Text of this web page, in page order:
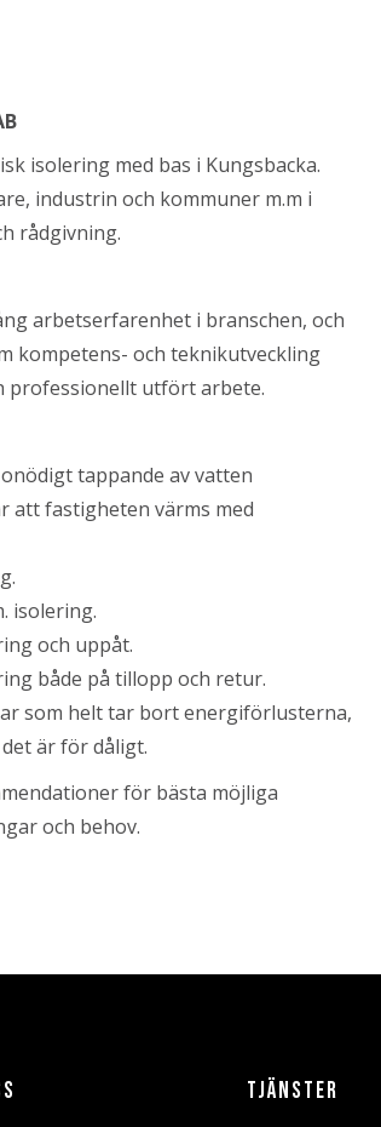
isolering med bas i Kungsbacka.
industrin och kommuner m.m i
rådgivning.
arbetserfarenhet i branschen, och
kompetens- och teknikutveckling
professionellt utfört arbete.
tappande av vatten
att fastigheten värms med
isolering.
och uppåt.
både på tillopp och retur.
som helt tar bort energiförlusterna,
är för dåligt.
för bästa möjliga
och behov.
TJÄNSTER